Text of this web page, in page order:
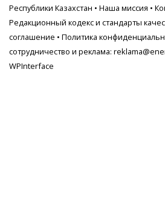
Республики Казахстан • Наша миссия •
Редакционный кодекс и стандарты
соглашение • Политика
сотрудничество и реклама:
WPInterface